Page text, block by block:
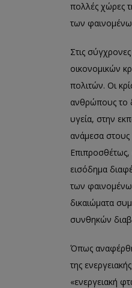
πολλές χώρες
των
Στις
οικονομικών
πολιτών. Οι
ανθρώπους το
υγεία, στην
ανάμεσα στους
Επιπροσθέτως,
εισόδημα
των
δικαιώματα
συνθηκών
Όπως
της
«ενεργειακή